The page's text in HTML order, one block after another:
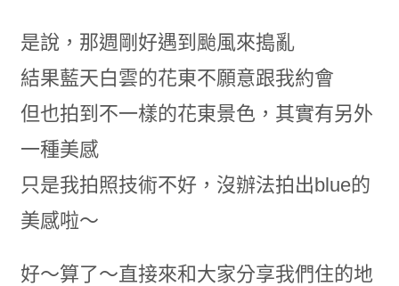
是說，那週剛好遇到颱風來搗亂
結果藍天白雲的花東不願意跟我約會
但也拍到不一樣的花東景色，其實有另外
一種美感
只是我拍照技術不好，沒辦法拍出blue的
美感啦～
好～算了～直接來和大家分享我們住的地